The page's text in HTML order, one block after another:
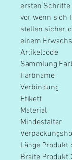
ersten
vor, wenn sich
stellen sicher,
einem
Artikelcode
Sammlung
Farbname
Verbindung
Etikett
Material
Mindestalter
Länge Produkt
Breite Produkt